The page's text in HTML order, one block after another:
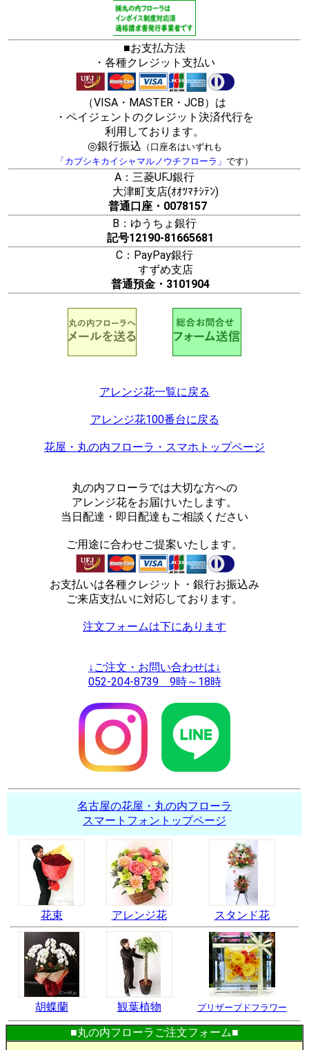
■お支払方法
・各種クレジット支払い
（VISA・MASTER・JCB）は
・ペイジェントのクレジット決済代行を
利用しております。
◎銀行振込 （口座名はいずれも
「カブシキカイシャマルノウチフローラ」 です）
A：三菱UFJ銀行
大津町支店(ｵｵﾂﾏﾁｼﾃﾝ)
普通口座・0078157
B：ゆうちょ銀行
記号12190-81665681
C：PayPay銀行
すずめ支店
普通預金・3101904
アレンジ花一覧に戻る
アレンジ花100番台に戻る
花屋・丸の内フローラ・スマホトップページ
丸の内フローラでは大切な方への
アレンジ花をお届けいたします。
当日配達・即日配達もご相談ください
ご用途に合わせご提案いたします。
お支払いは各種クレジット・銀行お振込み
ご来店支払いに対応しております。
注文フォームは下にあります
↓ご注文・お問い合わせは↓
052-204-8739 9時～18時
名古屋の花屋・丸の内フローラ
スマートフォントップページ
花束 アレンジ花 スタンド花
胡蝶蘭 観葉植物 プリザーブドフラワー
■丸の内フローラご注文フォーム■